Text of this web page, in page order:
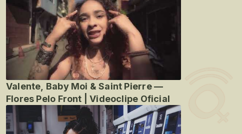
Valente, Baby Moi & Saint Pierre —
Flores Pelo Front | Videoclipe Oficial